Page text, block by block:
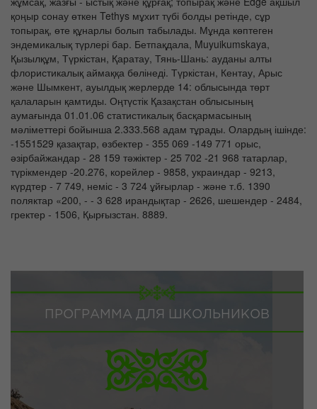
қоңыр сонау өткен Tethys мұхит түбі болды ретінде, сұр
топырақ, өте құнарлы болып табылады. Мұнда көптеген
эндемикалық түрлері бар. Бетпақдала, Muyuikumskaya,
Қызылқұм, Түркістан, Қаратау, Тянь-Шань: ауданы алты
флористикалық аймаққа бөлінеді. Түркістан, Кентау, Арыс
және Шымкент, ауылдық жерлерде 14: облысында төрт
қалаларын қамтиды. Оңтүстік Қазақстан облысының
аумағында 01.01.06 статистикалық басқармасының
мәліметтері бойынша 2.333.568 адам тұрады. Олардың ішінде:
-1551529 қазақтар, өзбектер - 355 069 -149 771 орыс,
әзірбайжандар - 28 159 тәжіктер - 25 702 -21 968 татарлар,
түрікмендер -20.276, корейлер - 9858, украиндар - 9213,
күрдтер - 7 749, неміс - 3 724 ұйғырлар - және т.б. 1390
поляктар «200, - - 3 628 ирандықтар - 2626, шешендер - 2484,
гректер - 1506, Қырғызстан. 8889.
ПРОГРАММА ДЛЯ ШКОЛЬНИКОВ